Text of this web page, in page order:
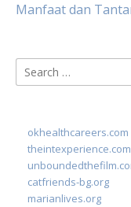
Manfaat dan
Search
for:
okhealthcareers.com
theintexperience.com
catfriends-bg.org
marianlives.org